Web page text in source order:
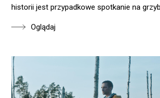
historii jest przypadkowe spotkanie na
Oglądaj